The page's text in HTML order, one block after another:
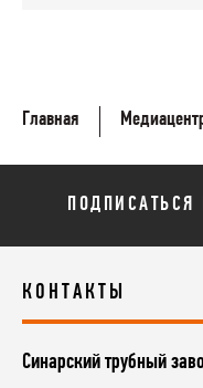
Главная
ПОДПИСАТЬСЯ
КОНТАКТЫ
Синарский трубный